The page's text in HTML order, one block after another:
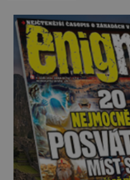
kromě syrových bobů. Příběh se rychle stává
jednou z největších
po téměř devíti stech